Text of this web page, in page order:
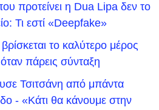
προτείνει η Dua Lipa δεν το
Τι εστί «Deepfake»
το καλύτερο μέρος
πάρεις σύνταξη
Τσιτσάνη από μπάντα
- «Κάτι θα κάνουμε στην